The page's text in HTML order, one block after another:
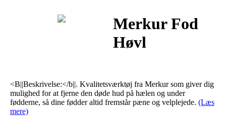
Merkur Fod
Høvl
<B||Beskrivelse:</b||. Kvalitetsværktøj fra Merkur som giver dig
mulighed for at fjerne den døde hud på hælen og under
fødderne, så dine fødder altid fremstår pæne og velplejede. (Læs
mere)